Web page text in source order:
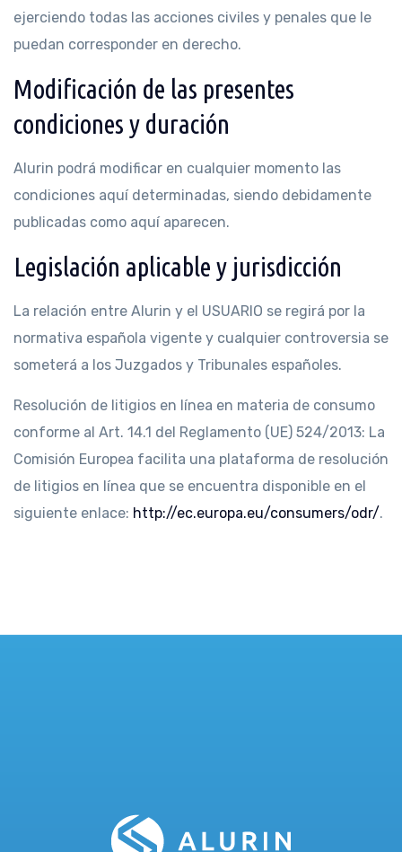
ejerciendo todas las acciones civiles y penales que le
puedan corresponder en derecho.
Modificación de las presentes
condiciones y duración
Alurin podrá modificar en cualquier momento las
condiciones aquí determinadas, siendo debidamente
publicadas como aquí aparecen.
Legislación aplicable y jurisdicción
La relación entre Alurin y el USUARIO se regirá por la
normativa española vigente y cualquier controversia se
someterá a los Juzgados y Tribunales españoles.
Resolución de litigios en línea en materia de consumo
conforme al Art. 14.1 del Reglamento (UE) 524/2013: La
Comisión Europea facilita una plataforma de resolución
de litigios en línea que se encuentra disponible en el
siguiente enlace: http://ec.europa.eu/consumers/odr/.